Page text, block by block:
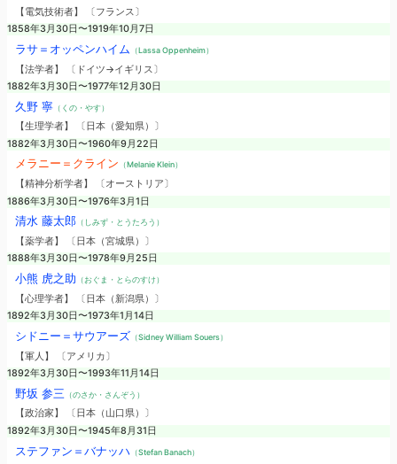
【電気技術者】 〔フランス〕
1858年3月30日〜1919年10月7日
ラサ＝オッペンハイム （Lassa Oppenheim）
【法学者】 〔ドイツ→イギリス〕
1882年3月30日〜1977年12月30日
久野 寧（くの・やす）
【生理学者】 〔日本（愛知県）〕
1882年3月30日〜1960年9月22日
メラニー＝クライン （Melanie Klein）
【精神分析学者】 〔オーストリア〕
1886年3月30日〜1976年3月1日
清水 藤太郎（しみず・とうたろう）
【薬学者】 〔日本（宮城県）〕
1888年3月30日〜1978年9月25日
小熊 虎之助 （おぐま・とらのすけ）
【心理学者】 〔日本（新潟県）〕
1892年3月30日〜1973年1月14日
シドニー＝サウアーズ （Sidney William Souers）
【軍人】 〔アメリカ〕
1892年3月30日〜1993年11月14日
野坂 参三 （のさか・さんぞう）
【政治家】 〔日本（山口県）〕
1892年3月30日〜1945年8月31日
ステファン＝バナッハ （Stefan Banach）